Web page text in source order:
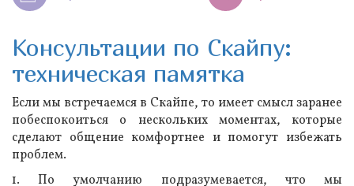
Консультации по Скайпу:
техническая памятка
Если мы встречаемся в Скайпе, то имеет смысл заранее
побеспокоиться о нескольких моментах, которые
сделают общение комфортнее и помогут избежать
проблем.
1. По умолчанию подразумевается, что мы